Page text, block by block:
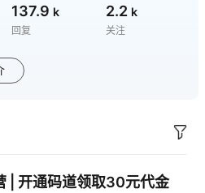
137.9 k
回复
2.2 k
关注
| 开通码道领取30元代金